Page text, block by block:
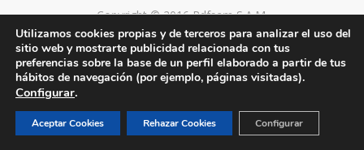
Copyright © 2016 Pdfsam S.A.M.
Utilizamos cookies propias y de terceros para analizar el uso del
sitio web y mostrarte publicidad relacionada con tus
preferencias sobre la base de un perfil elaborado a partir de tus
hábitos de navegación (por ejemplo, páginas visitadas).
Configurar.
Aceptar Cookies Rehazar Cookies Configurar